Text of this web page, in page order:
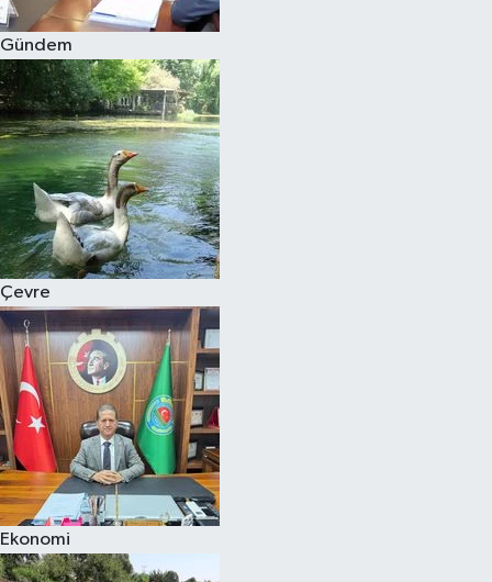
Gündem
Çevre
Ekonomi